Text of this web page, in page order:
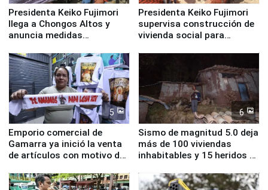
Presidenta Keiko Fujimori
llega a Chongos Altos y
anuncia medidas
educación, salud y empleo
Presidenta Keiko Fujimori
supervisa construcción de
vivienda social para
5
Emporio comercial de
Gamarra ya inició la venta
de artículos con motivo de
6
Sismo de magnitud 5.0 deja
más de 100 viviendas
inhabitables y 15 heridos en